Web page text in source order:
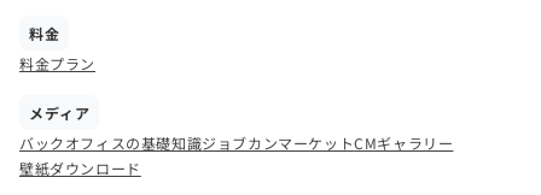
料金
料金プラン
メディア
バックオフィスの基礎知識ジョブカンマーケットCMギャラリー
壁紙ダウンロード